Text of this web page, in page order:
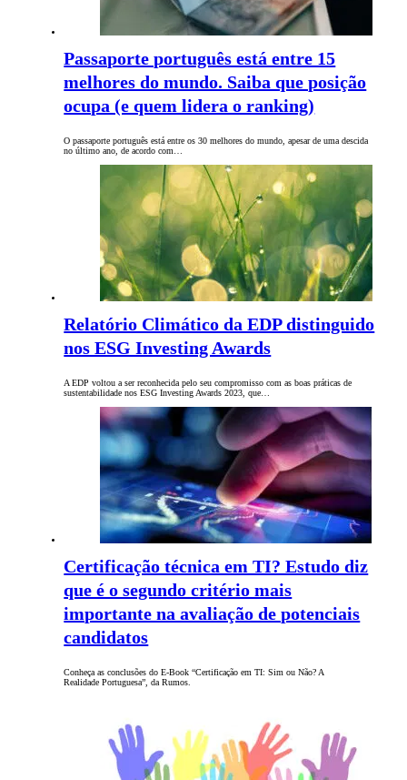
Passaporte português está entre 15
melhores do mundo. Saiba que posição
ocupa (e quem lidera o ranking)
O passaporte português está entre os 30 melhores do mundo, apesar de uma descida
no último ano, de acordo com…
Relatório Climático da EDP distinguido
nos ESG Investing Awards
A EDP voltou a ser reconhecida pelo seu compromisso com as boas práticas de
sustentabilidade nos ESG Investing Awards 2023, que…
Certificação técnica em TI? Estudo diz
que é o segundo critério mais
importante na avaliação de potenciais
candidatos
Conheça as conclusões do E-Book “Certificação em TI: Sim ou Não? A
Realidade Portuguesa”, da Rumos.